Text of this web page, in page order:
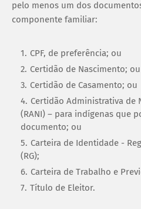
pelo menos um dos
componente familiar:
CPF, de preferência; ou
Certidão de Nascimento; ou
Certidão de Casamento; ou
Certidão Administrativa de
(RANI) – para indígenas que
documento; ou
Carteira de Identidade -
(RG);
Carteira de Trabalho e
Título de Eleitor.